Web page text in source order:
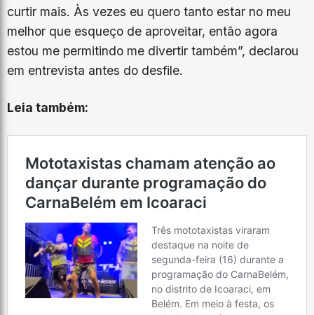
curtir mais. Às vezes eu quero tanto estar no meu
melhor que esqueço de aproveitar, então agora
estou me permitindo me divertir também”, declarou
em entrevista antes do desfile.
Leia também: